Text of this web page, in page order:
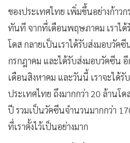
ของประเทศไทย เพิ่มขึ้นอย่างก้าวก
ทันที จากที่เดือนพฤษภาคม เราได้
โดส กลายเป็นเราได้รับส่งมอบวัค
กรกฎาคม และได้รับส่งมอบวัคซีน
เดือนสิงหาคม และวันนี้ เราจะได้รั
ประเทศไทย ถึงมากกว่า 20 ล้านโ
ปี รวมเป็นวัคซีนจำนวนมากกว่า
ที่เราตั้งไว้เป็นอย่างมาก